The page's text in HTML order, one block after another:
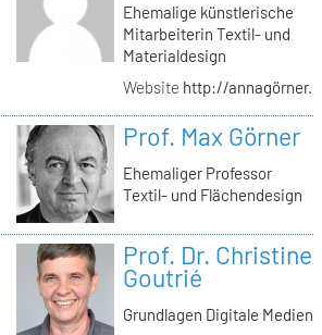
Ehemalige künstlerische
Mitarbeiterin Textil- und
Materialdesign
Website http://
Prof. Max Görner
Ehemaliger Professor
Textil- und Flächendesign
Prof. Dr. Christine
Goutrié
Grundlagen Digitale Medien